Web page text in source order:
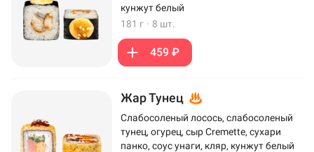
кунжут белый
181 г · 8 шт.
459 ₽
Жар Тунец
Слабосоленый лосось, слабосоленый
тунец, огурец, сыр Cremette, сухари
панко, соус унаги, кляр, кунжут белый